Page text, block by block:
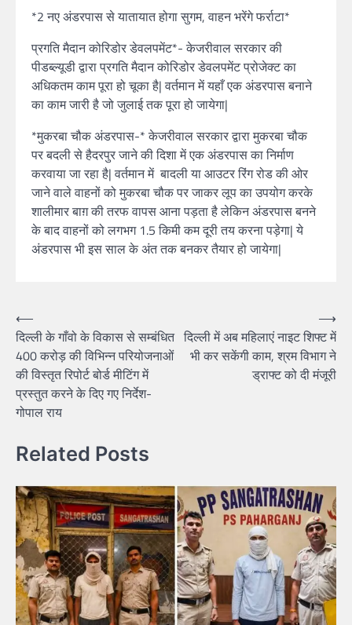
*2 नए अंडरपास से यातायात होगा सुगम, वाहन भरेंगे फर्राटा*
प्रगति मैदान कोरिडोर डेवलपमेंट*- केजरीवाल सरकार की
पीडब्ल्यूडी द्वारा प्रगति मैदान कोरिडोर डेवलपमेंट प्रोजेक्ट का
अधिकतम काम पूरा हो चूका है| वर्तमान में यहाँ एक अंडरपास बनाने
का काम जारी है जो जुलाई तक पूरा हो जायेगा|
*मुकरबा चौक अंडरपास-* केजरीवाल सरकार द्वारा मुकरबा चौक
पर बदली से हैदरपुर जाने की दिशा में एक अंडरपास का निर्माण
करवाया जा रहा है| वर्तमान में बादली या आउटर रिंग रोड की ओर
जाने वाले वाहनों को मुकरबा चौक पर जाकर लूप का उपयोग करके
शालीमार बाग़ की तरफ वापस आना पड़ता है लेकिन अंडरपास बनने
के बाद वाहनों को लगभग 1.5 किमी कम दूरी तय करना पड़ेगा| ये
अंडरपास भी इस साल के अंत तक बनकर तैयार हो जायेगा|
⟵
दिल्ली के गाँवो के विकास से सम्बंधित
400 करोड़ की विभिन्न परियोजनाओं
की विस्तृत रिपोर्ट बोर्ड मीटिंग में
प्रस्तुत करने के दिए गए निर्देश-
गोपाल राय
दिल्ली में अब महिलाएं नाइट शिफ्ट में
भी कर सकेंगी काम, श्रम विभाग ने
ड्राफ्ट को दी मंजूरी
⟶
Related Posts